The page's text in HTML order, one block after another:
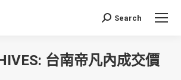
Search:
Search
台南帝凡內成交價